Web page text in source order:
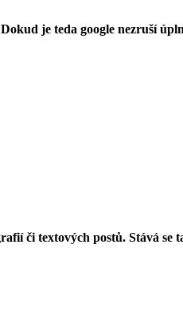
je teda google nezruší
či textových postů. Stává